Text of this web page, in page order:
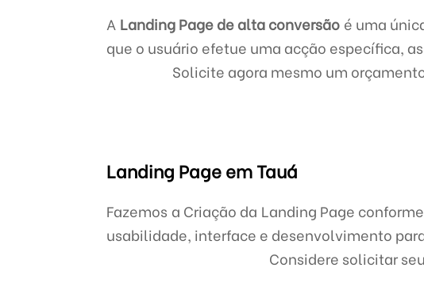
A Landing Page de alta conversão é uma
que o usuário efetue uma acção específica,
Solicite agora mesmo um
Landing Page em Tauá
Fazemos a Criação da Landing Page
usabilidade, interface e desenvolvimento
Considere solicitar